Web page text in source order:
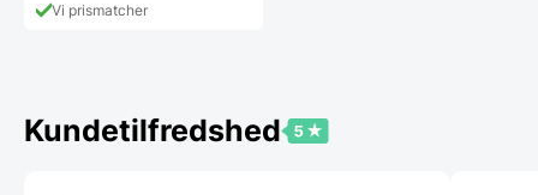
vælges
på
Vi prismatcher
Kundetilfredshed